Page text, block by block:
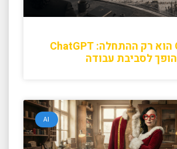
GPT-5.6 הוא רק ההתחלה: ChatGPT
הופך לסביבת עבודה
AI